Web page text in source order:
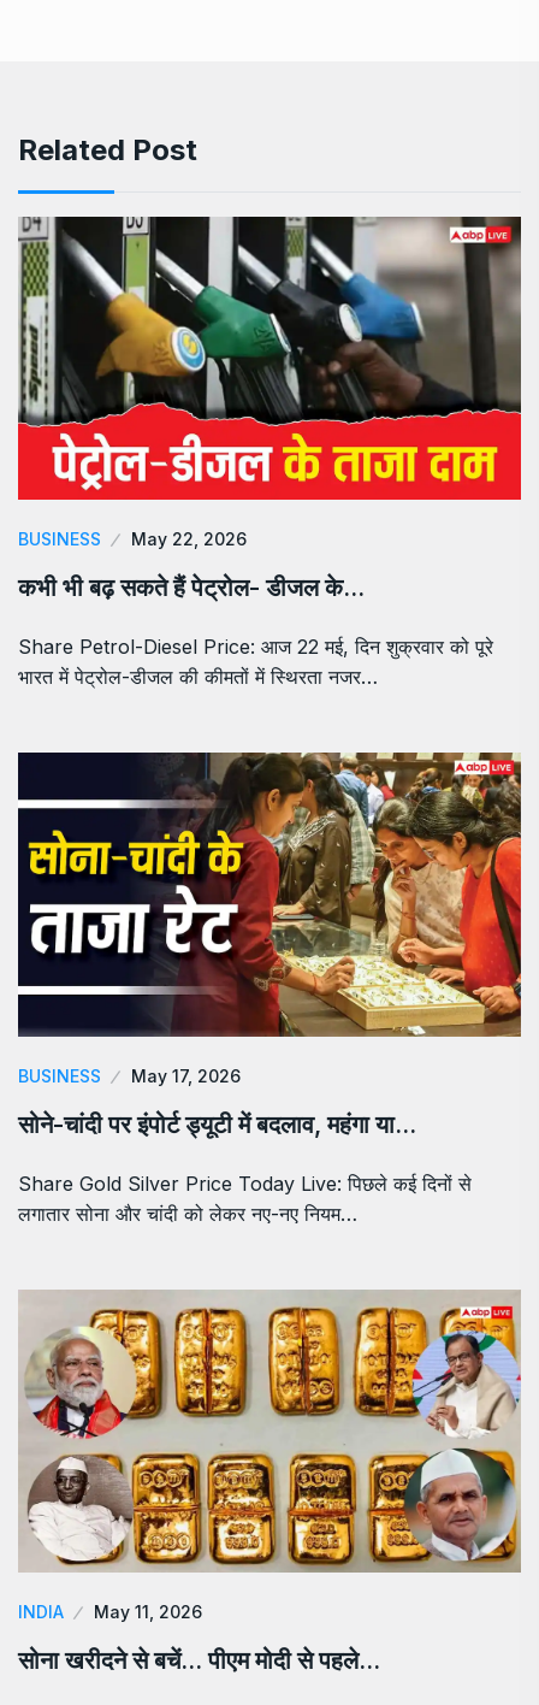
Related Post
BUSINESS May 22, 2026
कभी भी बढ़ सकते हैं पेट्रोल- डीजल के…
Share Petrol-Diesel Price: आज 22 मई, दिन शुक्रवार को पूरे
भारत में पेट्रोल-डीजल की कीमतों में स्थिरता नजर…
BUSINESS May 17, 2026
सोने-चांदी पर इंपोर्ट ड्यूटी में बदलाव, महंगा या…
Share Gold Silver Price Today Live: पिछले कई दिनों से
लगातार सोना और चांदी को लेकर नए-नए नियम…
INDIA May 11, 2026
सोना खरीदने से बचें… पीएम मोदी से पहले…